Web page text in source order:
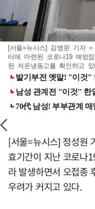
[서울=뉴시스] 김병문 기자
터에 마련된 코로나19 예방
된 저온냉동고를 확인하고
[서울=뉴시스] 정성원
효기간이 지난 코로나
라 발생하면서 오접종
우려가 커지고 있다.